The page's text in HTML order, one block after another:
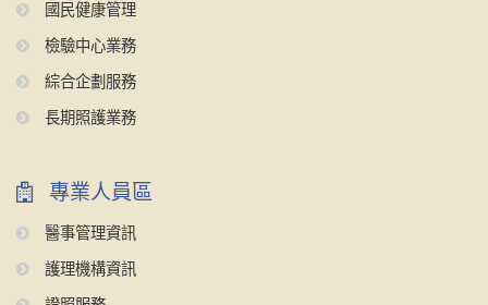
國民健康管理
檢驗中心業務
綜合企劃服務
長期照護業務
專業人員區
醫事管理資訊
護理機構資訊